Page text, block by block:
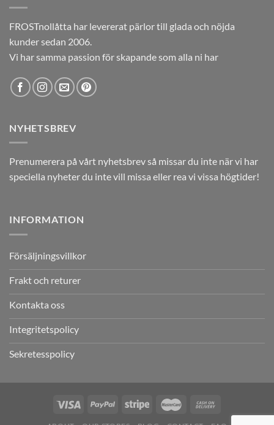
FROSTnollåtta har levererat pärlor till glada och nöjda
kunder sedan 2006.
Vi har samma passion för skapande som alla ni har
NYHETSBREV
Prenumerera på vårt nyhetsbrev så missar du inte när vi har
speciella nyheter du inte vill missa eller rea vi vissa högtider!
INFORMATION
Försäljningsvillkor
Frakt och returer
Kontakta oss
Integritetspolicy
Sekretesspolicy